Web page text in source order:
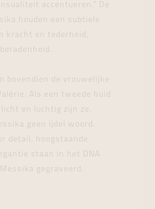
accentueren.” De
houden een subtiele
kracht en tederheid,
bovendien de vrouwelijke
Als een tweede huid
licht en luchtig zijn ze.
geen ijdel woord.
detail, hoogstaande
staan in het DNA
gegraveerd.